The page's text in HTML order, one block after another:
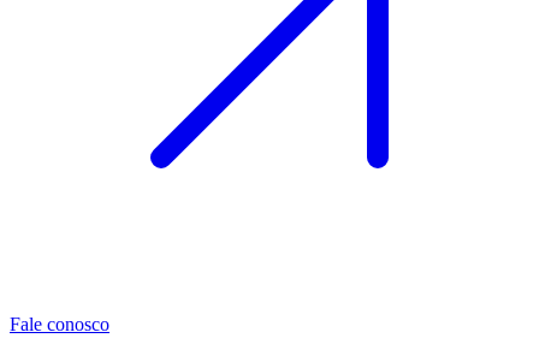
Fale conosco